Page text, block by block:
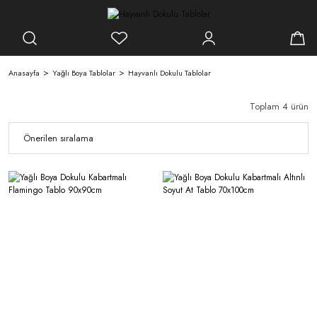
Anasayfa Yağlı Boya Tablolar Hayvanlı Dokulu Tablolar
Toplam 4 ürün